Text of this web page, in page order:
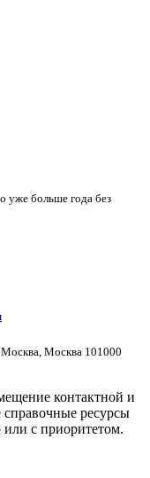
уже больше года без
Москва 101000
контактной и
ресурсы
с приоритетом.